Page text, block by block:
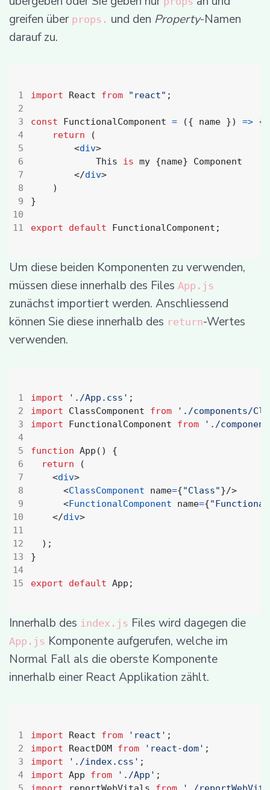
greifen über props. und den Property-Namen
darauf zu.
4
import React from "react" ;
const FunctionalComponent = ({ name }) => {
return
(
<div>
This
is my {name}
Component
</div>
)
}
export default FunctionalComponent ;
Um diese beiden Komponenten zu verwenden,
müssen diese innerhalb des Files App.js
zunächst importiert werden. Anschliessend
können Sie diese innerhalb des return-Wertes
verwenden.
4
14
import './App.css' ;
import
ClassComponent from
'./components/
import
FunctionalComponent from './
function App() {
return
(
<div>
<ClassComponent name={"Class"}/>
<FunctionalComponent name={
</div>
);
}
export default App ;
Innerhalb des index.js Files wird dagegen die
App.js Komponente aufgerufen, welche im
Normal Fall als die oberste Komponente
innerhalb einer React Applikation zählt.
4
import React from 'react' ;
import
ReactDOM from 'react-dom' ;
import
'./index.css' ;
import App from './App' ;